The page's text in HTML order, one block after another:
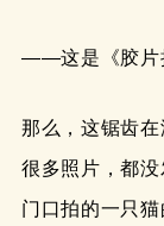
——这是《胶片
那么，这锯齿
很多照片，都没
门口拍的一只